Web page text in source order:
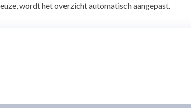
wordt het overzicht automatisch aangepast.